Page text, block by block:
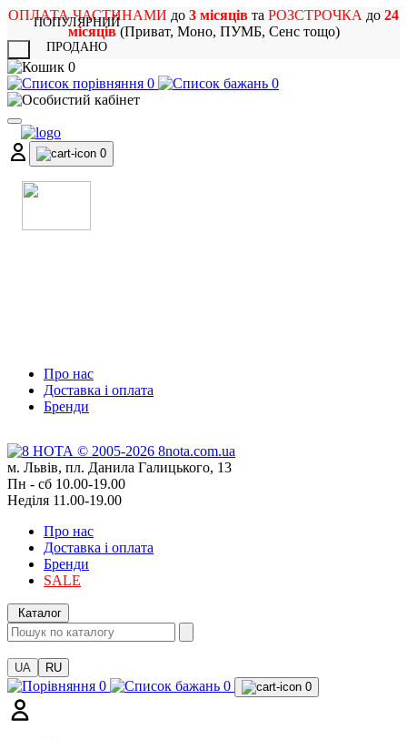
ОПЛАТА ЧАСТИНАМИ до 3 місяців та РОЗСТРОЧКА до 24
місяців(Приват, Моно, ПУМБ, Сенс тощо)
0
0
0
0
Про нас
Доставка і оплата
Бренди
м. Львів, пл. Данила Галицького, 13
Пн - сб 10.00-19.00
Неділя 11.00-19.00
Про нас
Доставка і оплата
Бренди
SALE
Каталог
UA RU
0 0 0
ПОПУЛЯРНИЙ
ПРОДАНО